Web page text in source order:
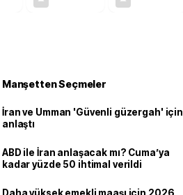
Manşetten Seçmeler
İran ve Umman 'Güvenli güzergah' için
anlaştı
ABD ile İran anlaşacak mı? Cuma’ya
kadar yüzde 50 ihtimal verildi